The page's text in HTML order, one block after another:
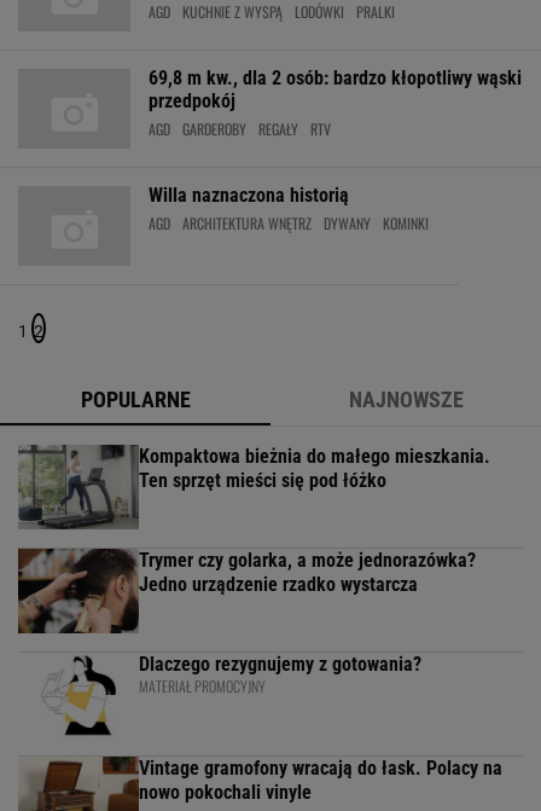
AGD KUCHNIE Z WYSPĄ LODÓWKI PRALKI
69,8 m kw., dla 2 osób: bardzo kłopotliwy wąski
przedpokój
AGD GARDEROBY REGAŁY RTV
Willa naznaczona historią
AGD ARCHITEKTURA WNĘTRZ DYWANY KOMINKI
1 2
POPULARNE NAJNOWSZE
Kompaktowa bieżnia do małego mieszkania.
Ten sprzęt mieści się pod łóżko
Trymer czy golarka, a może jednorazówka?
Jedno urządzenie rzadko wystarcza
Dlaczego rezygnujemy z gotowania?
MATERIAŁ PROMOCYJNY
Vintage gramofony wracają do łask. Polacy na
nowo pokochali vinyle